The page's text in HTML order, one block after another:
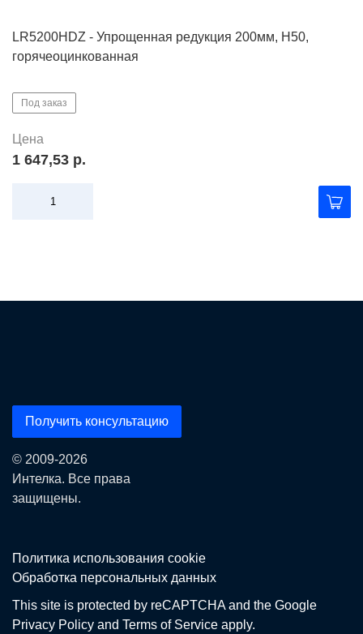
LR5200HDZ - Упрощенная редукция 200мм, Н50,
горячеоцинкованная
Под заказ
Цена
1 647,53 р.
Получить консультацию
© 2009-2026
Интелка. Все права
защищены.
Политика использования сookie
Обработка персональных данных
This site is protected by reCAPTCHA and the Google
Privacy Policy and Terms of Service apply.